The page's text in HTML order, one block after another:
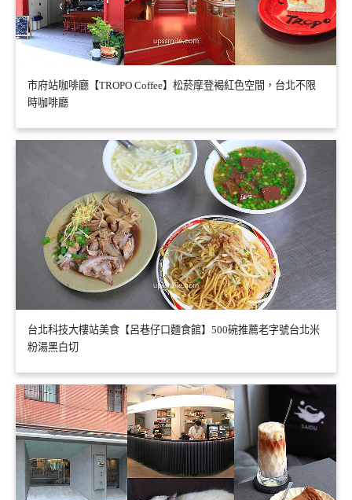
市府站咖啡廳【TROPO Coffee】松菸摩登褐紅色空間，台北不限
時咖啡廳
台北科技大樓站美食【呂巷仔口麵食館】500碗推薦老字號台北米
粉湯黑白切